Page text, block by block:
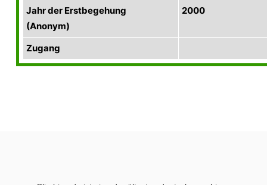
Jahr der Erstbegehung
(Anonym)
2000
Zugang